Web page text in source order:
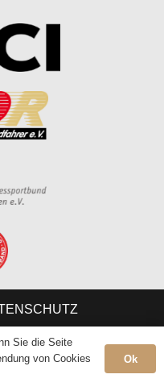
Sie die Seite
von Cookies
Ok